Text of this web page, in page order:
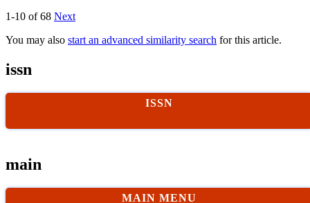
1-10 of 68 Next
You may also start an advanced similarity search for this article.
issn
ISSN
main
MAIN MENU